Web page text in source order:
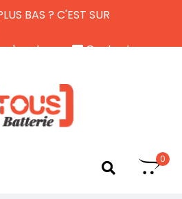
BAS ? C'EST SUR
de retour
Contactez-nous
0